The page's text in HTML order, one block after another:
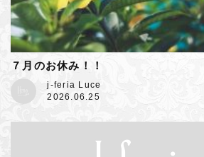
７月のお休み！！
j-feria Luce
2026.06.25